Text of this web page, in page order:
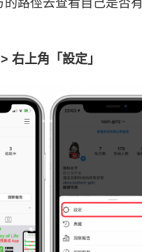
的路徑去查看自己是否
右上角「設定」